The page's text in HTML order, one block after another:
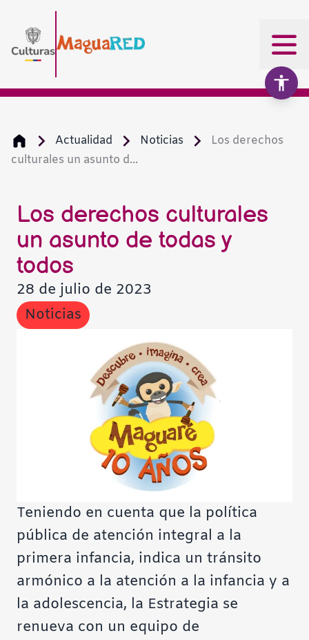
Actualidad Noticias
Los derechos
culturales un asunto d...
Los derechos culturales
un asunto de todas y
todos
28 de julio de 2023
Noticias
Teniendo en cuenta que la política
pública de atención integral a la
primera infancia, indica un tránsito
armónico a la atención a la infancia y a
la adolescencia, la Estrategia se
renueva con un equipo de
Alto contraste
Fondo claro
Subrayar enlaces
Fuente legible
Restablecer